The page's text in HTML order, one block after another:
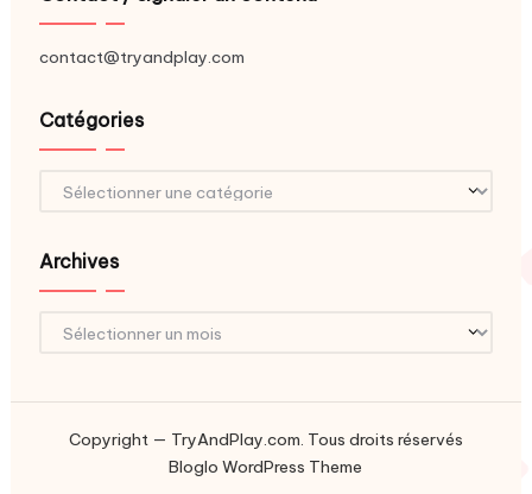
contact@tryandplay.com
Catégories
Catégories
Archives
Archives
Copyright — TryAndPlay.com. Tous droits réservés
Bloglo WordPress Theme